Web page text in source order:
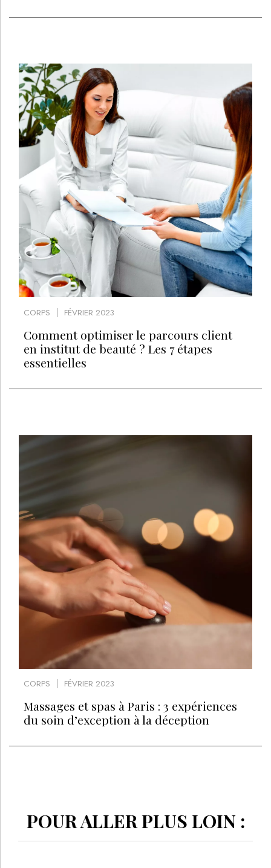
CORPS FÉVRIER 2023
Comment optimiser le parcours client
en institut de beauté ? Les 7 étapes
essentielles
CORPS FÉVRIER 2023
Massages et spas à Paris : 3 expériences
du soin d’exception à la déception
POUR ALLER PLUS LOIN :